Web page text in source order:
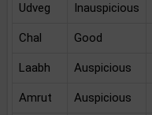
Udveg Inauspicious
Chal Good
Laabh Auspicious
Amrut Auspicious